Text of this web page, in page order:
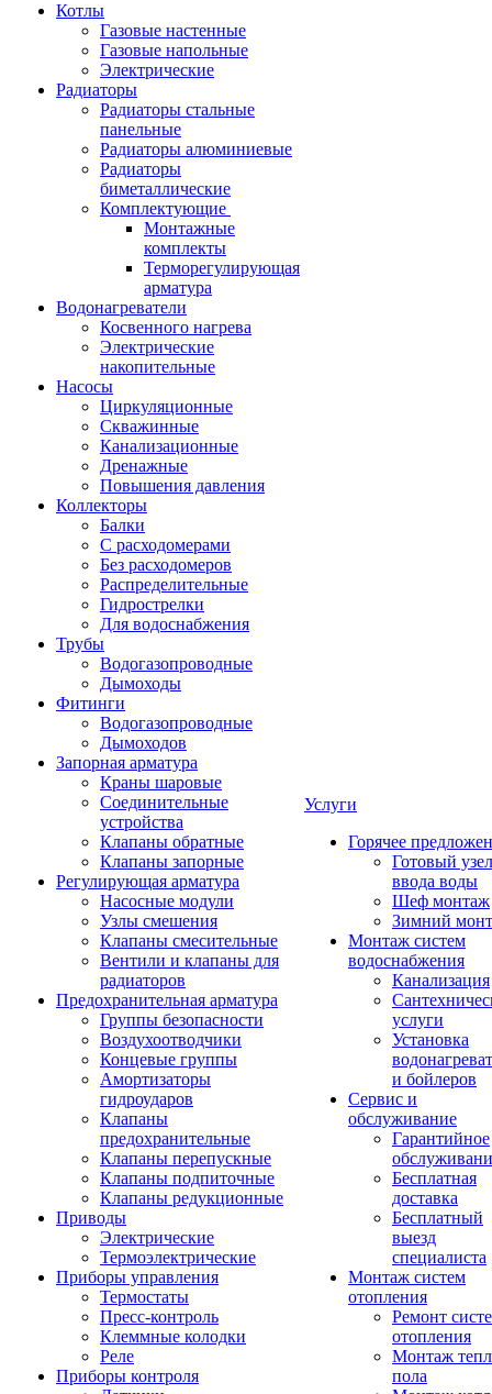
Котлы
Газовые настенные
Газовые напольные
Электрические
Радиаторы
Радиаторы стальные
панельные
Радиаторы алюминиевые
Радиаторы
биметаллические
Комплектующие
Монтажные
комплекты
Терморегулирующая
арматура
Водонагреватели
Косвенного нагрева
Электрические
накопительные
Насосы
Циркуляционные
Скважинные
Канализационные
Дренажные
Повышения давления
Коллекторы
Балки
С расходомерами
Без расходомеров
Распределительные
Гидрострелки
Для водоснабжения
Трубы
Водогазопроводные
Дымоходы
Фитинги
Водогазопроводные
Дымоходов
Запорная арматура
Краны шаровые
Соединительные
устройства
Клапаны обратные
Клапаны запорные
Регулирующая арматура
Насосные модули
Узлы смешения
Клапаны смесительные
Вентили и клапаны для
радиаторов
Предохранительная арматура
Группы безопасности
Воздухоотводчики
Концевые группы
Амортизаторы
гидроударов
Клапаны
предохранительные
Клапаны перепускные
Клапаны подпиточные
Клапаны редукционные
Приводы
Электрические
Термоэлектрические
Приборы управления
Термостаты
Пресс-контроль
Клеммные колодки
Реле
Приборы контроля
Услуги
Горячее
Готовый узел
ввода воды
Шеф монтаж
Зимний
Монтаж систем
водоснабжения
Канализация
услуги
Установка
и бойлеров
Сервис и
обслуживание
Гарантийное
Бесплатная
доставка
Бесплатный
выезд
специалиста
Монтаж систем
отопления
Ремонт
отопления
Монтаж
пола